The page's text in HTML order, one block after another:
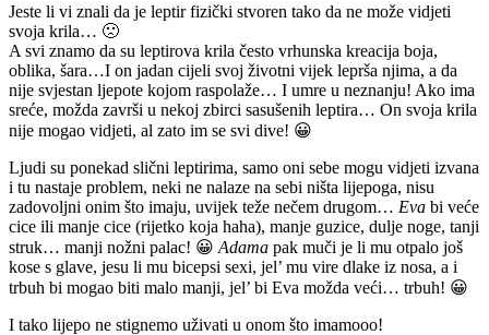
Jeste li vi znali da je leptir fizički stvoren tako da ne može vidjeti
svoja krila… 🙁
A svi znamo da su leptirova krila često vrhunska kreacija boja,
oblika, šara…I on jadan cijeli svoj životni vijek leprša njima, a da
nije svjestan ljepote kojom raspolaže… I umre u neznanju! Ako ima
sreće, možda završi u nekoj zbirci sasušenih leptira… On svoja krila
nije mogao vidjeti, al zato im se svi dive! 😀
Ljudi su ponekad slični leptirima, samo oni sebe mogu vidjeti izvana
i tu nastaje problem, neki ne nalaze na sebi ništa lijepoga, nisu
zadovoljni onim što imaju, uvijek teže nečem drugom… Eva bi veće
cice ili manje cice (rijetko koja haha), manje guzice, dulje noge, tanji
struk… manji nožni palac! 😀 Adama pak muči je li mu otpalo još
kose s glave, jesu li mu bicepsi sexi, jel’ mu vire dlake iz nosa, a i
trbuh bi mogao biti malo manji, jel’ bi Eva možda veći… trbuh! 😀
I tako lijepo ne stignemo uživati u onom što imamooo!